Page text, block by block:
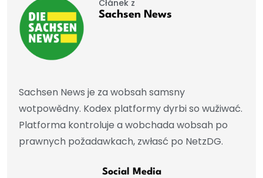
Čłánek z
Sachsen News
Sachsen News je za wobsah samsny
wotpowědny. Kodex platformy dyrbi so wužiwać.
Platforma kontroluje a wobchada wobsah po
prawnych požadawkach, zwłasć po NetzDG.
Social Media